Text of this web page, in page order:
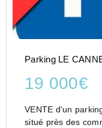
Parking LE
19 000€
VENTE d'un
situé près des